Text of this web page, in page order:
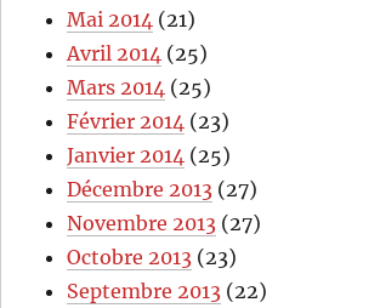
Mai 2014 (21)
Avril 2014 (25)
Mars 2014 (25)
Février 2014 (23)
Janvier 2014 (25)
Décembre 2013 (27)
Novembre 2013 (27)
Octobre 2013 (23)
Septembre 2013 (22)